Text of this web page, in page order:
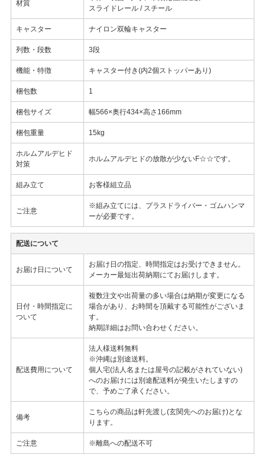
材質
スライドレール / スチール
キャスター ナイロン双輪キャスター
列数・段数 3段
機能・特徴 キャスター付き(内2個ストッパーあり)
梱包数 1
梱包サイズ 幅566×奥行434×高さ166mm
梱包重量 15kg
ホルムアルデヒド
対策
ホルムアルデヒドの放散が少ないF☆☆です。
組み立て お客様組立品
ご注意
※組み立てには、プラスドライバー・ゴムハンマ
ーが必要です。
配送について
お届け日について
お届け日の指定、時間指定はお受けできません。
メーカー最短出荷納期にてお届けします。
日付・時間指定に
ついて
複数注文や出荷量の多い場合は納期が変更になる
場合があり、お時間を頂戴する可能性がございま
す。
納期詳細はお問い合わせください。
配送費用について
法人様送料無料
※沖縄は別途送料。
個人宅(法人名または屋号の記載がされていない)
へのお届けには別途配送料が発生いたしますの
で、予めご了承ください。
備考
こちらの商品は軒先渡し(玄関先へのお届け)とな
ります。
ご注意 ※離島への配送不可